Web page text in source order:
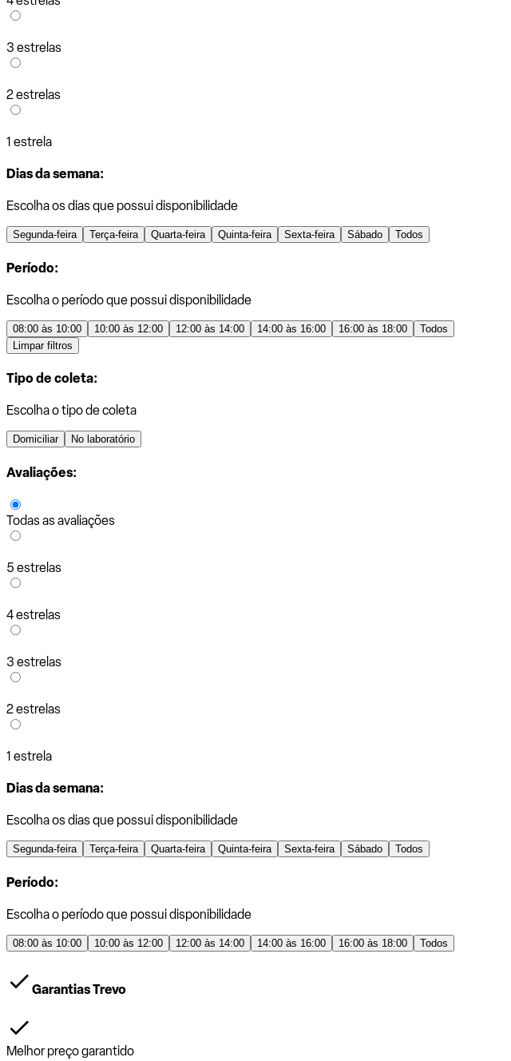
3 estrelas
2 estrelas
1 estrela
Dias da semana:
Escolha os dias que possui disponibilidade
Segunda-feira Terça-feira Quarta-feira Quinta-feira Sexta-feira Sábado Todos
Período:
Escolha o período que possui disponibilidade
08:00 às 10:00 10:00 às 12:00 12:00 às 14:00 14:00 às 16:00 16:00 às 18:00
Todos
Limpar filtros
Tipo de coleta:
Escolha o tipo de coleta
Domiciliar No laboratório
Avaliações:
Todas as avaliações
5 estrelas
4 estrelas
3 estrelas
2 estrelas
1 estrela
Dias da semana:
Escolha os dias que possui disponibilidade
Segunda-feira Terça-feira Quarta-feira Quinta-feira Sexta-feira Sábado Todos
Período:
Escolha o período que possui disponibilidade
08:00 às 10:00 10:00 às 12:00 12:00 às 14:00 14:00 às 16:00 16:00 às 18:00 Todos
Garantias Trevo
Melhor preço garantido